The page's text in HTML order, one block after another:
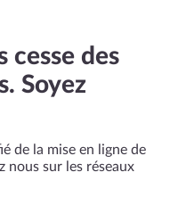
cesse des
Soyez
de la mise en ligne de
nous sur les réseaux